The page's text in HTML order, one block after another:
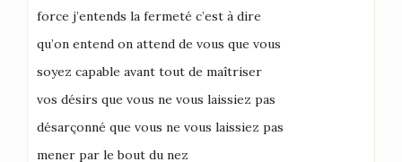
force j’entends la fermeté c’est à dire
qu’on entend on attend de vous que vous
soyez capable avant tout de maîtriser
vos désirs que vous ne vous laissiez pas
désarçonné que vous ne vous laissiez pas
mener par le bout du nez